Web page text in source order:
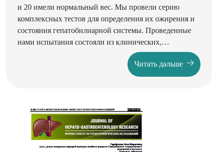
и 20 имели нормальный вес. Мы провели серию
комплексных тестов для определения их ожирения и
состояния гепатобилиарной системы. Проведенные
нами испытания состояли из клинических,
лабораторных и инструментальных исследований. В
этом случае мы провели ряд биохимических анализов,
определение углеводов и липидов в сыворотке крови,
детей с ожирением наблюдается неалкогольная
жировая болезнь печени и увеличение печеночных
ферментов на одну треть, а также изменения
коллоидного состава желчи.
Читать дальше